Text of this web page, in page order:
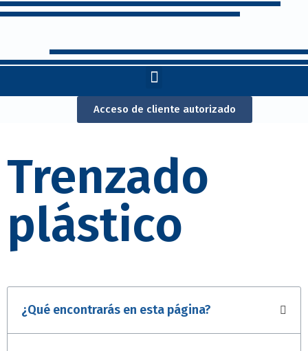
Acceso de cliente autorizado
Trenzado
plástico
¿Qué encontrarás en esta página?